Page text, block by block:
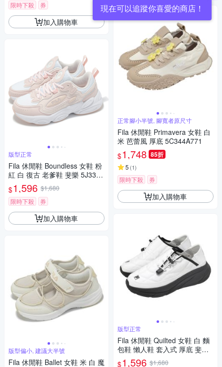
限時下殺 券
加入購物車
版型正常
Fila 休閒鞋 Boundless 女鞋 粉
紅 白 復古 老爹鞋 斐樂 5J330Z
555
$1,596 $1,680
限時下殺
券
加入購物車
版型偏小, 建議大半號
Fila 休閒鞋 Ballet 女鞋 米 白 魔
現在可以追蹤你喜愛的商店！
正常腳小半號, 腳寬者原尺寸
Fila 休閒鞋 Primavera 女鞋 白
米 芭蕾風 厚底 5C344A771
$1,748 85折
5 (1)
限時下殺 券
加入購物車
版型正常
Fila 休閒鞋 Quilted 女鞋 白 麵
包鞋 懶人鞋 套入式 厚底 斐樂
5C346A110
$1,596 $1,680